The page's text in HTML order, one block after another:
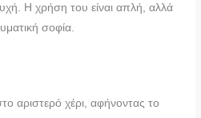
Η χρήση του είναι απλή, αλλά
σοφία.
αριστερό χέρι, αφήνοντας το